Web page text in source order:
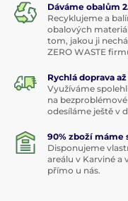
Dáváme obalům
Recyklujeme a
obalových
tom, jakou ji
ZERO WASTE
Rychlá doprava
Využíváme
na
odesíláme ještě v
90% zboží máme
Disponujeme
areálu v Karviné a
přímo u nás.